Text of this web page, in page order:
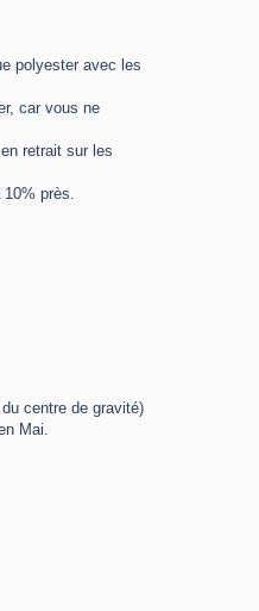
polyester avec les
car vous ne
retrait sur les
près.
centre de gravité)
Mai.